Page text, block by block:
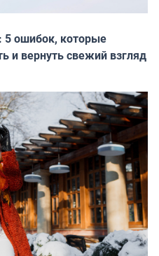
5 ошибок, которые
и вернуть свежий взгляд